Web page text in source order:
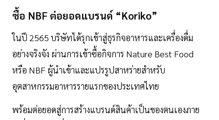
ซื้อ NBF ต่อยอดแบรนด์ “Koriko”
ในปี 2565 บริษัทได้รุกเข้าสู่ธุรกิจอาหารและเครื่องดื่ม
อย่างจริงจัง ผ่านการเข้าซื้อกิจการ Nature Best Food
หรือ NBF ผู้นำเข้าและแปรรูปสาหร่ายสำหรับ
อุตสาหกรรมอาหารรายแรกของประเทศไทย
พร้อมต่อยอดสู่การสร้างแบรนด์สินค้าเป็นของตนเองภาย